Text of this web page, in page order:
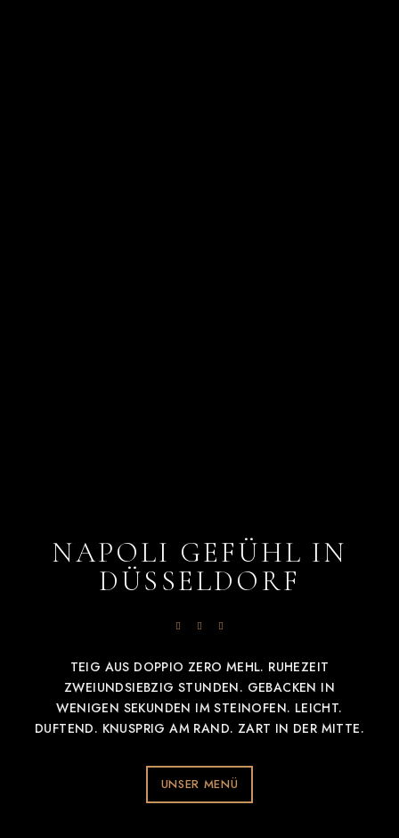
NAPOLI GEFÜHL IN
DÜSSELDORF
TEIG AUS DOPPIO ZERO MEHL. RUHEZEIT
ZWEIUNDSIEBZIG STUNDEN. GEBACKEN IN
WENIGEN SEKUNDEN IM STEINOFEN. LEICHT.
DUFTEND. KNUSPRIG AM RAND. ZART IN DER MITTE.
UNSER MENÜ